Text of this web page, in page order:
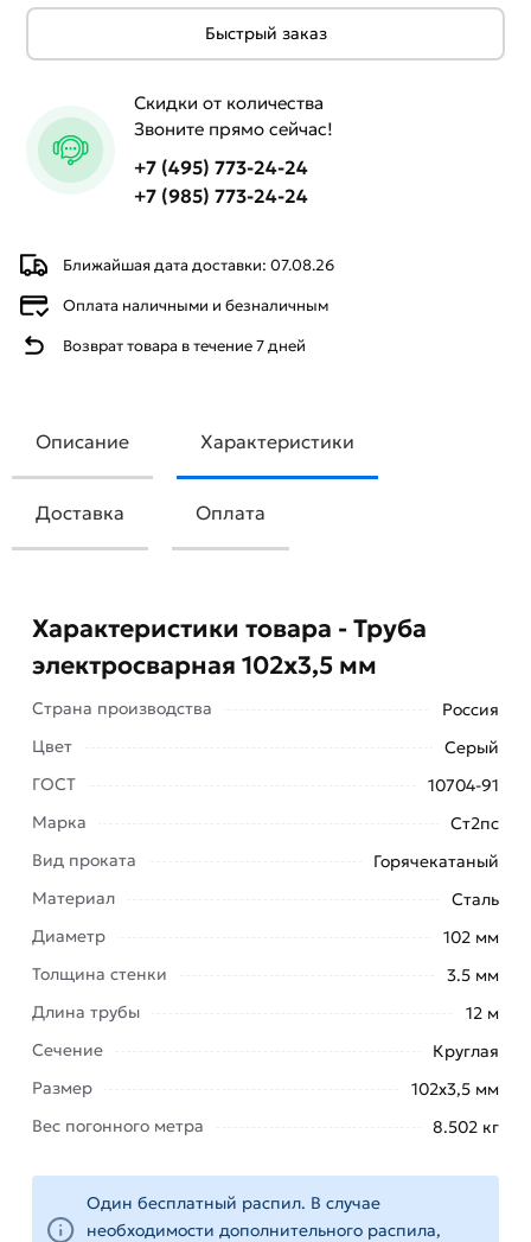
Ближайшая дата доставки: 07.08.26
Оплата наличными и безналичным
Возврат товара в течение 7 дней
Быстрый заказ
Скидки от количества
Звоните прямо сейчас!
+7 (495) 773-24-24
+7 (985) 773-24-24
Описание Характеристики
Доставка Оплата
Для приобретения данной позиции, кликните
кнопку
позвонив по контактам указанным на сайте.
электросварная 102х3,5 мм из категории
Трубы
электросварные
действительны в Москве и
области. Наши профессиональные менеджеры
согласования условий доставки или самовывоза.
Данний товар от производителя Северсталь
Характеристики товара - Труба
электросварная 102х3,5 мм
Страна производства
Россия
Цвет
Серый
ГОСТ
10704-91
Марка
Ст2пс
Вид проката
Горячекатаный
Материал
Сталь
Диаметр
102 мм
Толщина стенки
3.5 мм
Длина трубы
12 м
Сечение
Круглая
Размер
102х3,5 мм
Вес погонного метра
8.502 кг
Один бесплатный распил. В случае
необходимости дополнительного распила,